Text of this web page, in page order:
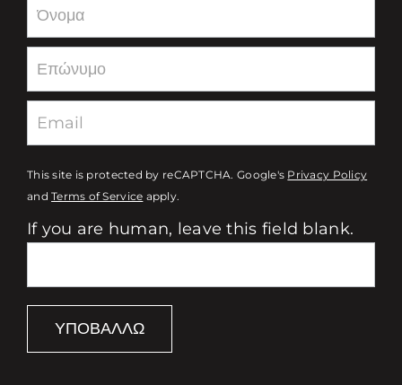
Newsletter
This site is protected by reCAPTCHA. Google's Privacy Policy
andTerms of Service apply.
If you are human, leave this field blank.
ΥΠΟΒΆΛΛΩ